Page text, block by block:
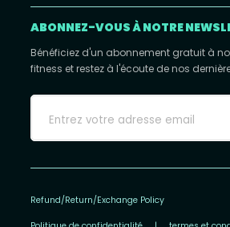
ABONNEZ-VOUS À NOTRE
Bénéficiez d'un abonnement gratuit à
fitness et restez à l'écoute de nos
Refund/Return/Exchange Policy